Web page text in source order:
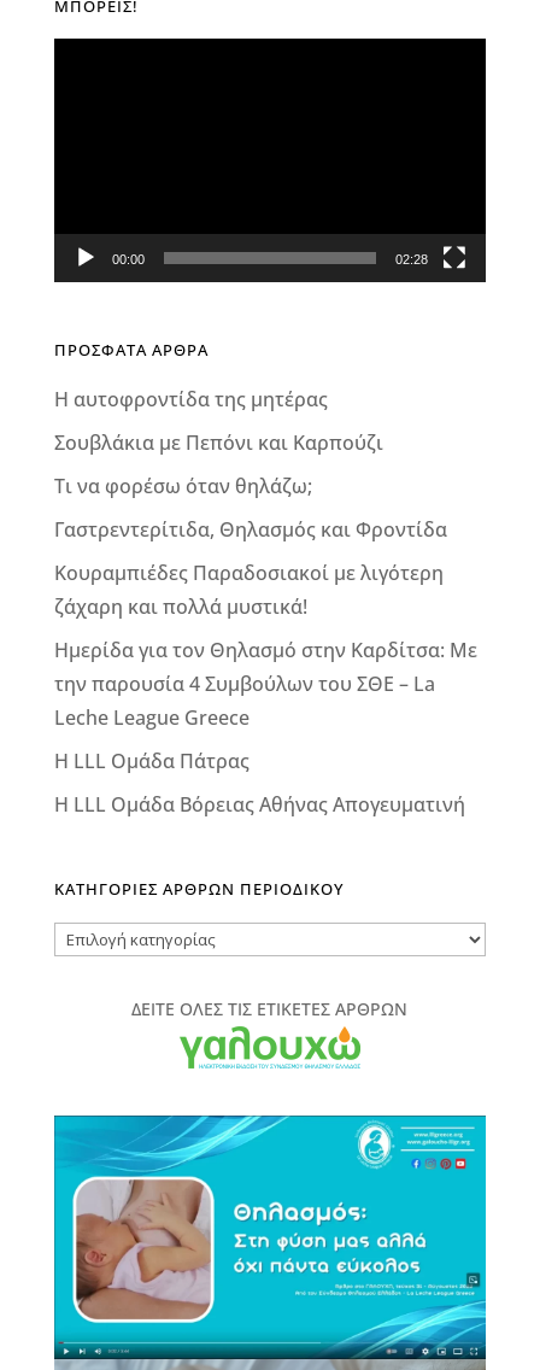
ΜΠΟΡΕΊΣ!
00:00 02:28
ΠΡΟΣΦΑΤΑ ΑΡΘΡΑ
Η αυτοφροντίδα της μητέρας
Σουβλάκια με Πεπόνι και Καρπούζι
Τι να φορέσω όταν θηλάζω;
Γαστρεντερίτιδα, Θηλασμός και Φροντίδα
Κουραμπιέδες Παραδοσιακοί με λιγότερη
ζάχαρη και πολλά μυστικά!
Ημερίδα για τον Θηλασμό στην Καρδίτσα: Με
την παρουσία 4 Συμβούλων του ΣΘΕ – La
Leche League Greece
Η LLL Ομάδα Πάτρας
Η LLL Ομάδα Βόρειας Αθήνας Απογευματινή
ΚΑΤΗΓΟΡΙΕΣ ΑΡΘΡΩΝ ΠΕΡΙΟΔΙΚΟΥ
ΚΑΤΗΓΟΡΙΕΣ
ΠΕΡΙΟΔΙΚΟΥΔΕΙΤΕ ΟΛΕΣ ΤΙΣ ΕΤΙΚΕΤΕΣ ΑΡΘΡΩΝ